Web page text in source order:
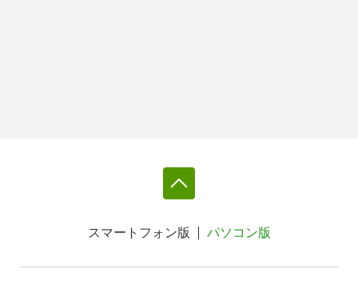
スマートフォン版 パソコン版